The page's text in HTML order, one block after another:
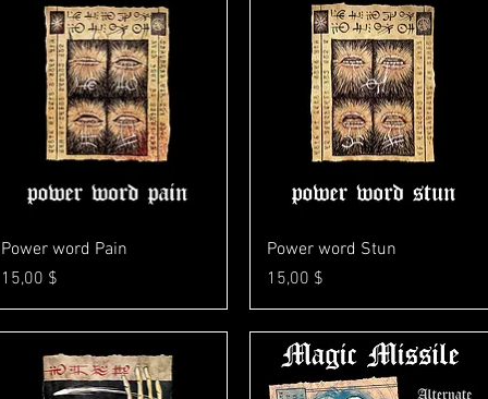
Γρήγορη προβολή
Power word Pain
Τιμή
15,00 $
Γρήγορη προβολή
Power word Stun
Τιμή
15,00 $